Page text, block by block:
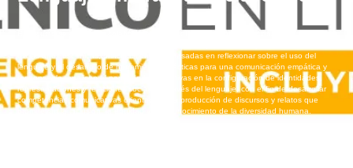
de las artes escénicas, principalmente, interesadas en reflexionar sobre el uso del
lenguaje y el desarrollo de herramientas prácticas para una comunicación empática y
responsable, analicen el papel de las narrativas en la configuración de identidades,
representaciones y relaciones sociales a través del lenguaje, con el fin de desarrollar
competencias comunicativas orientadas a la producción de discursos y relatos que
promuevan la inclusión, la equidad y el reconocimiento de la diversidad humana.